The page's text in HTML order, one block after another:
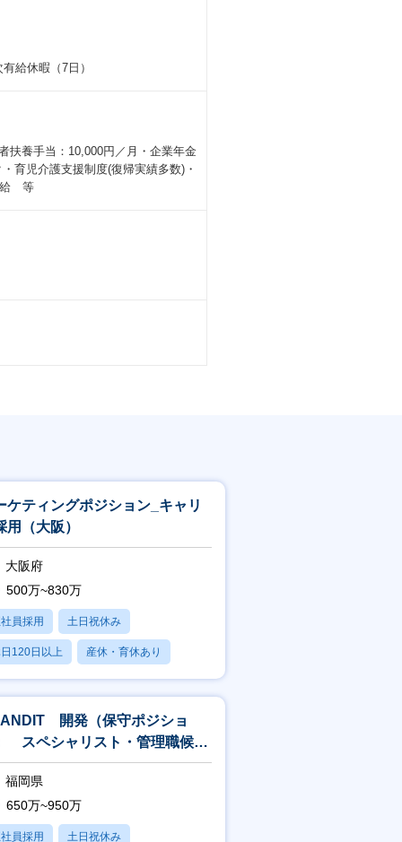
給休暇（7日）
扶養手当：10,000円／月・企業年金
育児介護支援制度(復帰実績多数)・
給 等
ケティングポジション_キャリ
用（大阪）
大阪府
500万~830万
員採用 土日祝休み
120日以上 産休・育休あり
業20時間以内
開発（保守ポジショ
スペシャリスト・管理職候補
岡）
福岡県
650万~950万
員採用 土日祝休み